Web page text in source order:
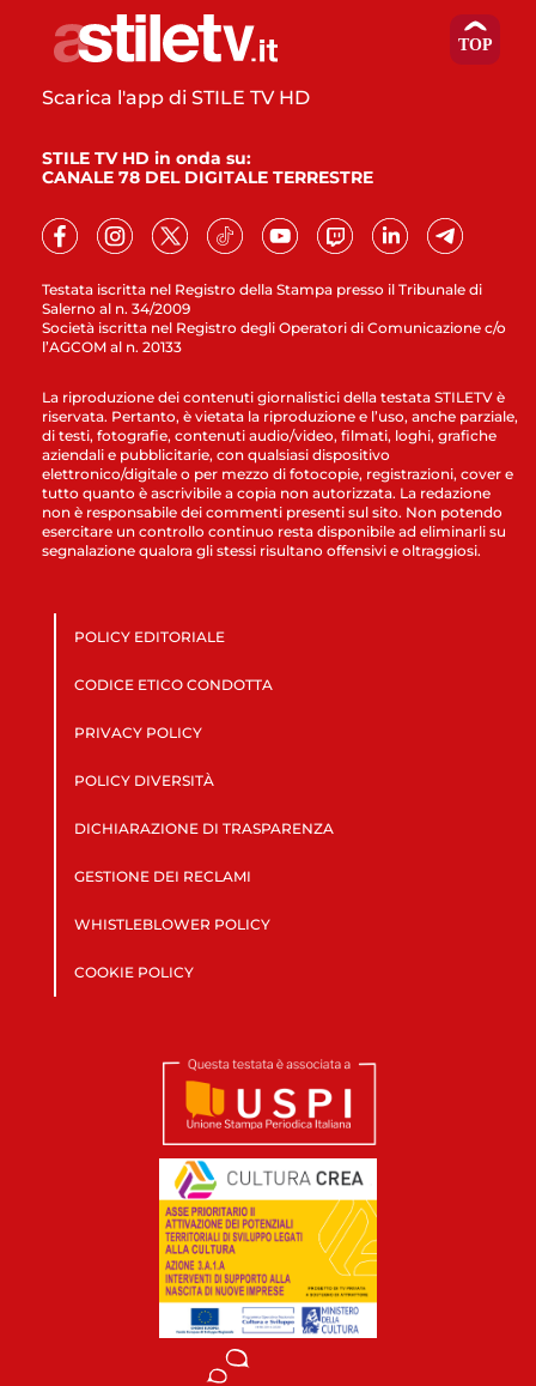
Testata iscritta nel Registro della Stampa presso il Tribunale di
Salerno al n. 34/2009
Società iscritta nel Registro degli Operatori di Comunicazione c/o
l’AGCOM al n. 20133
Scarica l'app di STILE TV HD
STILE TV HD in onda su:
CANALE 78 DEL DIGITALE TERRESTRE
La riproduzione dei contenuti giornalistici della testata STILETV è
riservata. Pertanto, è vietata la riproduzione e l’uso, anche parziale,
di testi, fotografie, contenuti audio/video, filmati, loghi, grafiche
aziendali e pubblicitarie, con qualsiasi dispositivo
elettronico/digitale o per mezzo di fotocopie, registrazioni, cover e
tutto quanto è ascrivibile a copia non autorizzata. La redazione
non è responsabile dei commenti presenti sul sito. Non potendo
esercitare un controllo continuo resta disponibile ad eliminarli su
segnalazione qualora gli stessi risultano offensivi e oltraggiosi.
POLICY EDITORIALE
CODICE ETICO CONDOTTA
PRIVACY POLICY
POLICY DIVERSITÀ
DICHIARAZIONE DI TRASPARENZA
GESTIONE DEI RECLAMI
WHISTLEBLOWER POLICY
COOKIE POLICY